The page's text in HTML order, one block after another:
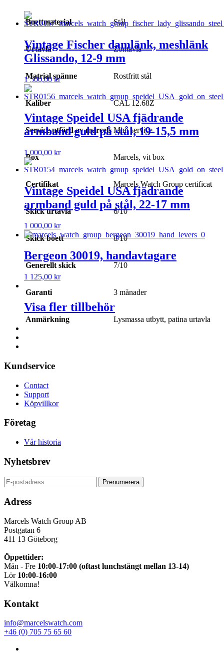
Boettmaterial Stål
Urtavla Zontavla
Matrial spänne Rostfritt stål
Kaliber CAL 12.68Z
Service utförd av marcels Mini service
Box Marcels, vit box
Certifikat Marcels Watch Group certificat
Skick urtavla 6/10
Skick boett 8/10
Generellt skick 7/10
Garanti 3 månader
Anmärkning Lysmassa utbytt, patina urtavla
Vintage Fischer damlänk, meshlänk
Glissando, 12-9 mm
1 500,00kr
Vintage Speidel USA fjädrande
armband guld på stål, 19-15,5 mm
1 000,00 kr
Vintage Speidel USA fjädrande
armband guld på stål, 22-17 mm
1 000,00 kr
Bergeon 30019, handavtagare
1 125,00 kr
Visa fler tillbehör
Kundservice
Contact
Support
Köpvillkor
Företag
Vår historia
Nyhetsbrev
Adress
Marcels Watch Group AB
Postgatan 6
411 13 Göteborg
Öppettider:
Mån - Fre 10:00-17:00 (oftast lunchstängt mellan 13-14)
Lör 10:00-16:00
Välkomna!
Kontakt
info@marcelswatch.com
+46 (0) 705 75 65 60